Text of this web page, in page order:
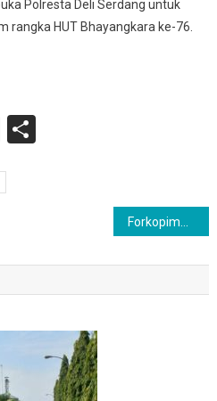
Polresta Deli Serdang untuk
rangka HUT Bhayangkara ke-76.
CopyShare